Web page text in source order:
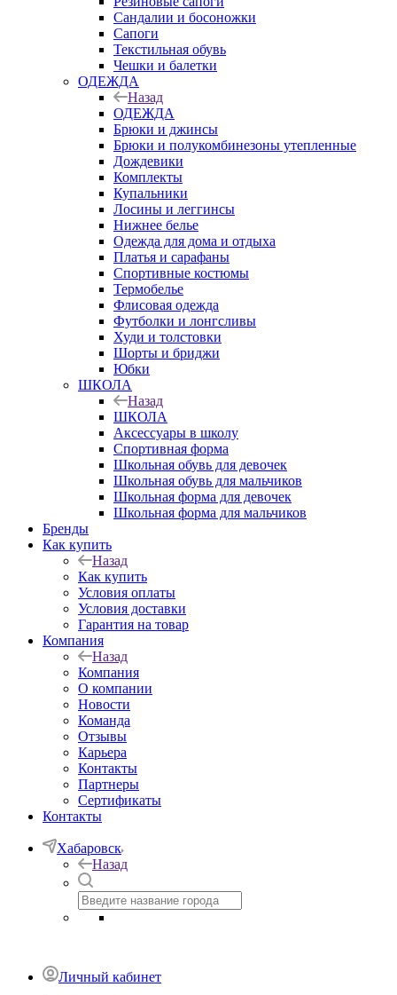
Сандалии и босоножки
Сапоги
Текстильная обувь
Чешки и балетки
ОДЕЖДА
Назад
ОДЕЖДА
Брюки и джинсы
Брюки и полукомбинезоны утепленные
Дождевики
Комплекты
Купальники
Лосины и леггинсы
Нижнее белье
Одежда для дома и отдыха
Платья и сарафаны
Спортивные костюмы
Термобелье
Флисовая одежда
Футболки и лонгсливы
Худи и толстовки
Шорты и бриджи
Юбки
ШКОЛА
Назад
ШКОЛА
Аксессуары в школу
Спортивная форма
Школьная обувь для девочек
Школьная обувь для мальчиков
Школьная форма для девочек
Школьная форма для мальчиков
Бренды
Как купить
Назад
Как купить
Условия оплаты
Условия доставки
Гарантия на товар
Компания
Назад
Компания
О компании
Новости
Команда
Отзывы
Карьера
Контакты
Партнеры
Сертификаты
Контакты
Хабаровск
Назад
Личный кабинет